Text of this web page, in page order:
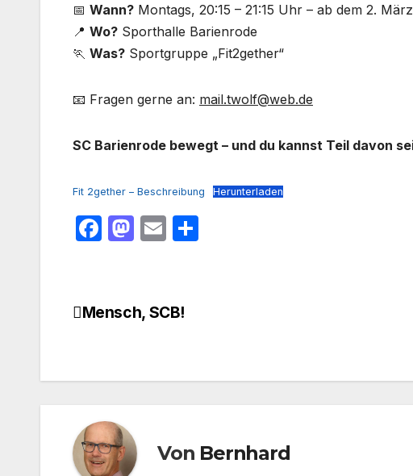
📅 Wann? Montags, 20:15 – 21:15 Uhr – ab dem 2.
📍 Wo? Sporthalle Barienrode
🏃 Was? Sportgruppe „Fit2gether“
📧 Fragen gerne an: mail.twolf@web.de
SC Barienrode bewegt – und du kannst Teil davon
Fit 2gether – Beschreibung Herunterladen
F
e
o
M
o
d
n
E
Beitragsnavigation
Mensch, SCB!
Von Bernhard